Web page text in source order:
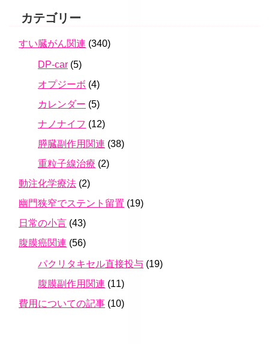
カテゴリー
すい臓がん関連 (340)
DP-car (5)
オプジーボ (4)
カレンダー (5)
ナノナイフ (12)
膵臓副作用関連 (38)
重粒子線治療 (2)
動注化学療法 (2)
幽門狭窄でステント留置 (19)
日常の小言 (43)
腹膜癌関連 (56)
パクリタキセル直接投与 (19)
腹膜副作用関連 (11)
費用についての記事 (10)